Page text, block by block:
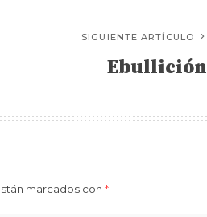
SIGUIENTE ARTÍCULO
Ebullición
marcados con *